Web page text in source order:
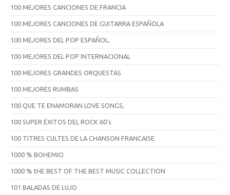
100 MEJORES CANCIONES DE FRANCIA
100 MEJORES CANCIONES DE GUITARRA ESPAÑOLA
100 MEJORES DEL POP ESPAÑOL.
100 MEJORES DEL POP INTERNACIONAL
100 MEJORES GRANDES ORQUESTAS
100 MEJORES RUMBAS
100 QUE TE ENAMORAN LOVE SONGS,
100 SUPER ÉXITOS DEL ROCK 60's
100 TITRES CULTES DE LA CHANSON FRANCAISE
1000 % BOHEMIO
1000 % tHE BEST OF THE BEST MUSIC COLLECTION
101 BALADAS DE LUJO